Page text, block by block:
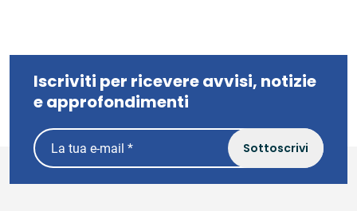
Iscriviti per ricevere avvisi, notizie
e approfondimenti
Sottoscrivi